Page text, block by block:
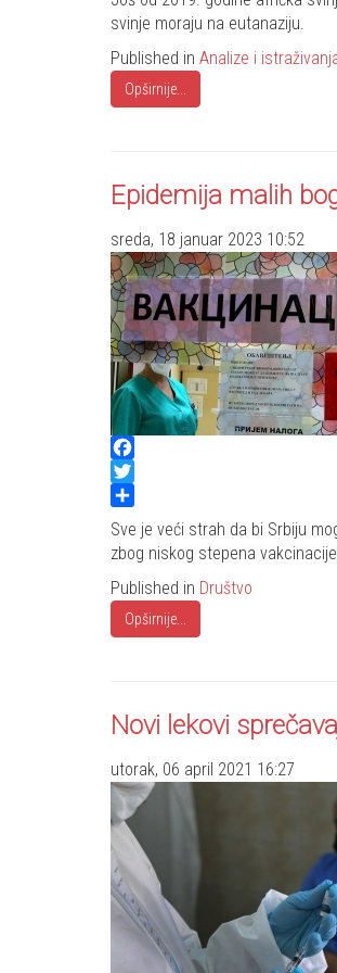
svinje moraju na eutanaziju.
Published in Analize i
Opširnije...
Epidemija malih
sreda, 18 januar 2023 10:52
Facebook
Twitter
Share
Sve je veći strah da bi Srbiju
zbog niskog stepena
Published in Društvo
Opširnije...
Novi lekovi
utorak, 06 april 2021 16:27